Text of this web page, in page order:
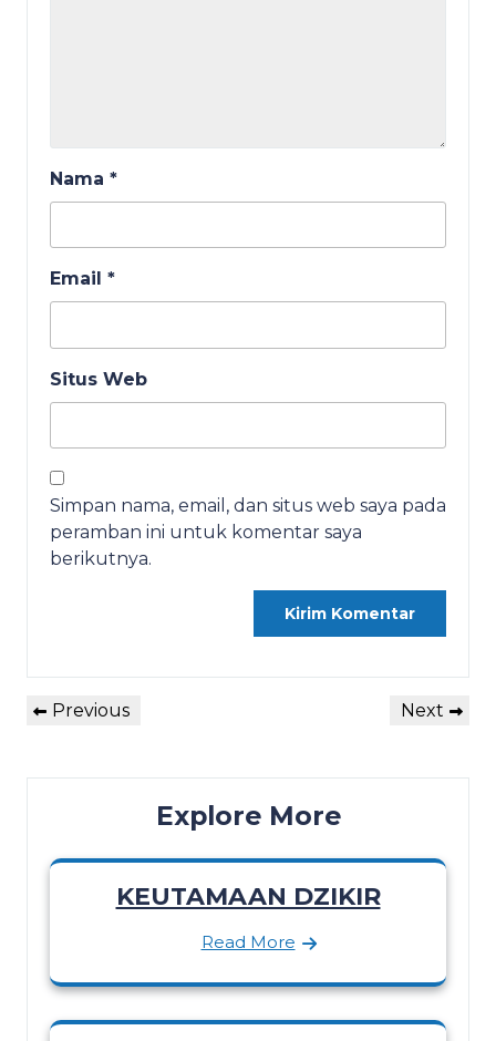
Nama *
Email *
Situs Web
Simpan nama, email, dan situs web saya pada
peramban ini untuk komentar saya
berikutnya.
Navigasi
Previous
Previous
Next
Next
Explore More
KEUTAMAAN DZIKIR
Read More